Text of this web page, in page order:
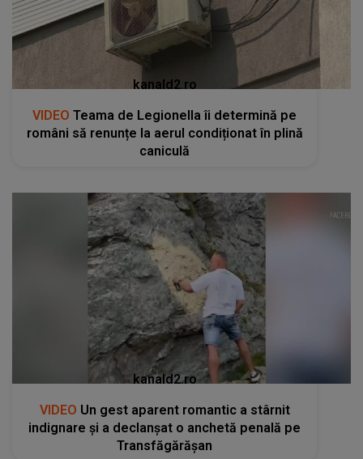
kanald2.ro
VIDEO Teama de Legionella îi determină pe
români să renunțe la aerul condiționat în plină
caniculă
kanald2.ro
VIDEO Un gest aparent romantic a stârnit
indignare și a declanșat o anchetă penală pe
Transfăgărășan